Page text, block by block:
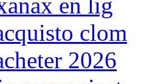
en lig
clom
2026